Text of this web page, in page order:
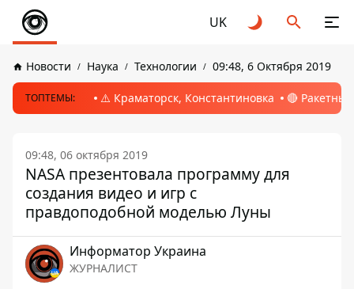
UK
Новости Наука Технологии 09:48, 6 Октября 2019
ТОПТЕМЫ: ⚠️ Краматорск, Константиновка 🔴
09:48, 06 октября 2019
NASA презентовала программу для
создания видео и игр с
правдоподобной моделью Луны
Информатор Украина
ЖУРНАЛИСТ